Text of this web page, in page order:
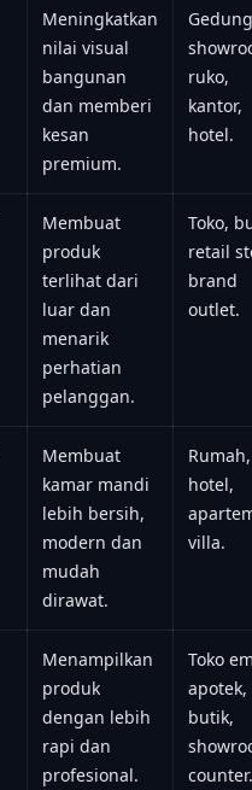
Meningkatkan
nilai visual
bangunan
dan memberi
kesan
premium.
ruko,
kantor,
hotel.
Membuat
produk
terlihat dari
luar dan
menarik
perhatian
pelanggan.
Toko,
retail
brand
outlet.
Membuat
kamar mandi
lebih bersih,
modern dan
mudah
dirawat.
Rumah,
hotel,
villa.
Menampilkan
produk
dengan lebih
rapi dan
profesional.
Toko
apotek,
butik,